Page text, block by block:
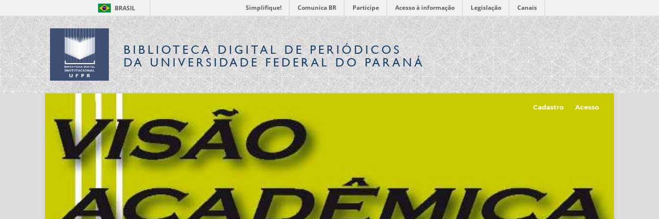
BRASIL Simplifique! Comunica BR Participe Acesso à informação Legislação Canais
BIBLIOTECA DIGITALDE PERIÓDICOS
DA UNIVERSIDADE FEDERAL DO PARANÁ
Cadastro Acesso